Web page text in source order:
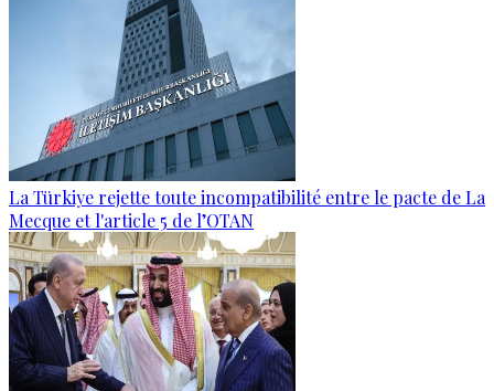
La Türkiye rejette toute incompatibilité entre le pacte de La
Mecque et l'article 5 de l’OTAN